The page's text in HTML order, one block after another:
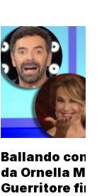
Ballando con
da Ornella
Guerritore